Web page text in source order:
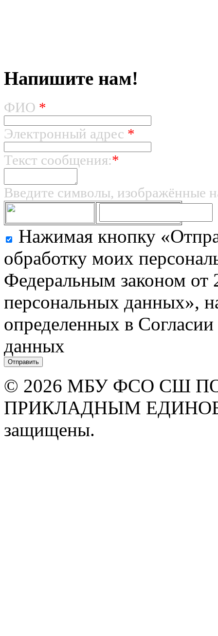
Напишите нам!
ФИО *
Электронный адрес *
Текст сообщения:*
Введите символы, изображённые
Нажимая кнопку
обработку моих
Федеральным законом
персональных данных»,
определенных в
данных
© 2026 МБУ ФСО СШ
ПРИКЛАДНЫМ
защищены.